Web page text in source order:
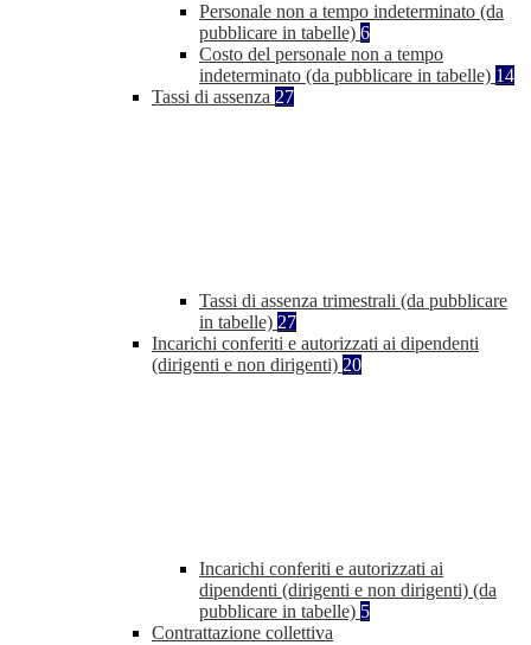
Personale non a tempo indeterminato (da
pubblicare in tabelle) 6
Costo del personale non a tempo
indeterminato (da pubblicare in tabelle) 14
Tassi di assenza 27
Tassi di assenza trimestrali (da pubblicare
in tabelle) 27
Incarichi conferiti e autorizzati ai dipendenti
(dirigenti e non dirigenti) 20
Incarichi conferiti e autorizzati ai
dipendenti (dirigenti e non dirigenti) (da
pubblicare in tabelle) 5
Contrattazione collettiva